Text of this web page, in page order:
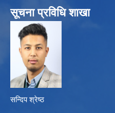
सूचना प्रविधि शाखा
सन्दिप श्रेष्ठ